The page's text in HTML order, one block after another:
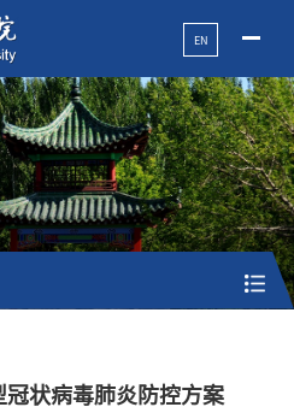
EN
状病毒肺炎防控方案